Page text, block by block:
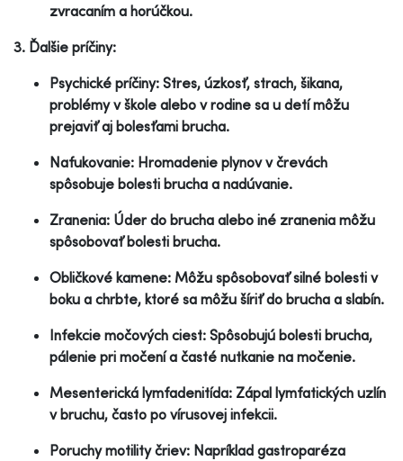
zvracaním a horúčkou.
3. Ďalšie príčiny:
Psychické príčiny: Stres, úzkosť, strach, šikana,
problémy v škole alebo v rodine sa u detí môžu
prejaviť aj bolesťami brucha.
Nafukovanie: Hromadenie plynov v črevách
spôsobuje bolesti brucha a nadúvanie.
Zranenia: Úder do brucha alebo iné zranenia môžu
spôsobovať bolesti brucha.
Obličkové kamene: Môžu spôsobovať silné bolesti v
boku a chrbte, ktoré sa môžu šíriť do brucha a slabín.
Infekcie močových ciest: Spôsobujú bolesti brucha,
pálenie pri močení a časté nutkanie na močenie.
Mesenterická lymfadenitída: Zápal lymfatických uzlín
v bruchu, často po vírusovej infekcii.
Poruchy motility čriev: Napríklad gastroparéza